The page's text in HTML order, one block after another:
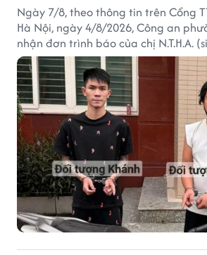
Ngày 7/8, theo thông tin trên Cổng
Hà Nội, ngày 4/8/2026, Công an
nhận đơn trình báo của chị N.T.H.A.
tại phường Từ Liêm) về việc bị kẻ
xe mô tô Honda SH 125i, tại khu nhà
sống.